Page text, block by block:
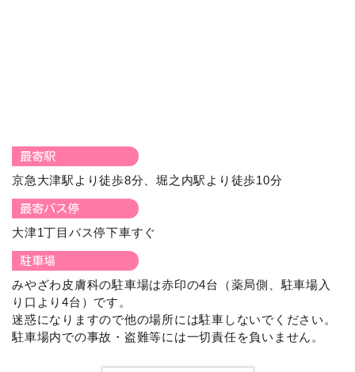
最寄駅
京急大津駅より徒歩8分、堀之内駅より徒歩10分
最寄バス停
大津1丁目バス停下車すぐ
駐車場
みやざわ皮膚科の駐車場は赤印の4台（薬局側、駐車場入
り口より4台）です。
迷惑になりますので他の場所には駐車しないでください。
駐車場内での事故・盗難等には一切責任を負いません。